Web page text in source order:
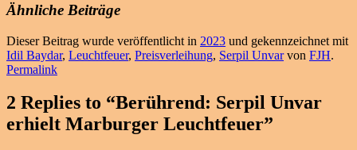
Ähnliche Beiträge
Dieser Beitrag wurde veröffentlicht in 2023 und gekennzeichnet mit
Idil Baydar, Leuchtfeuer, Preisverleihung, Serpil Unvarvon FJH.
Permalink
2 Replies to “Berührend: Serpil Unvar
erhielt Marburger Leuchtfeuer”